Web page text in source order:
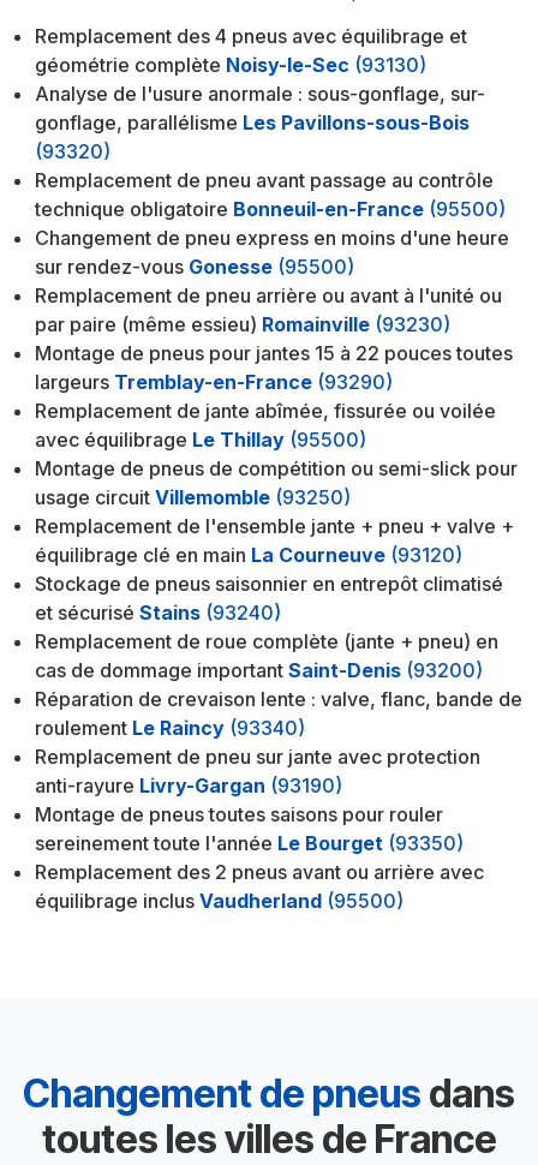
Remplacement des 4 pneus avec équilibrage et
géométrie complète Noisy-le-Sec (93130)
Analyse de l'usure anormale : sous-gonflage, sur-
gonflage, parallélisme Les Pavillons-sous-Bois
(93320)
Remplacement de pneu avant passage au contrôle
technique obligatoire Bonneuil-en-France (95500)
Changement de pneu express en moins d'une heure
sur rendez-vous Gonesse (95500)
Remplacement de pneu arrière ou avant à l'unité ou
par paire (même essieu) Romainville (93230)
Montage de pneus pour jantes 15 à 22 pouces toutes
largeurs Tremblay-en-France (93290)
Remplacement de jante abîmée, fissurée ou voilée
avec équilibrage Le Thillay (95500)
Montage de pneus de compétition ou semi-slick pour
usage circuit Villemomble (93250)
Remplacement de l'ensemble jante + pneu + valve +
équilibrage clé en main La Courneuve (93120)
Stockage de pneus saisonnier en entrepôt climatisé
et sécurisé Stains (93240)
Remplacement de roue complète (jante + pneu) en
cas de dommage important Saint-Denis (93200)
Réparation de crevaison lente : valve, flanc, bande de
roulement Le Raincy (93340)
Remplacement de pneu sur jante avec protection
anti-rayure Livry-Gargan (93190)
Montage de pneus toutes saisons pour rouler
sereinement toute l'année Le Bourget (93350)
Remplacement des 2 pneus avant ou arrière avec
équilibrage inclus Vaudherland (95500)
Changement de pneus dans
toutes les villes de France